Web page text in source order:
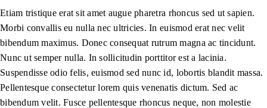
Etiam tristique erat sit amet augue pharetra rhoncus sed ut sapien.
Morbi convallis eu nulla nec ultricies. In euismod erat nec velit
bibendum maximus. Donec consequat rutrum magna ac tincidunt.
Nunc ut semper nulla. In sollicitudin porttitor est a lacinia.
Suspendisse odio felis, euismod sed nunc id, lobortis blandit massa.
Pellentesque consectetur lorem quis venenatis dictum. Sed ac
bibendum velit. Fusce pellentesque rhoncus neque, non molestie